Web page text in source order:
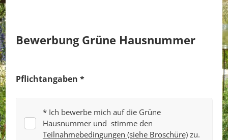
Bewerbung Grüne Hausnummer
Pflichtangaben *
* Ich bewerbe mich auf die Grüne
Hausnummer und stimme den
Teilnahmebedingungen (siehe Broschüre)zu.